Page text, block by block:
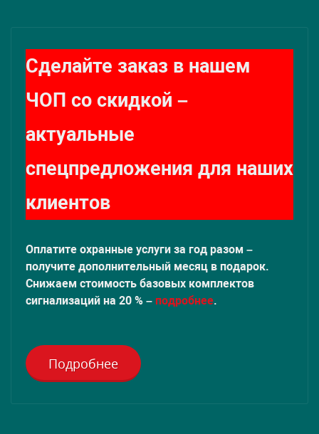
Сделайте заказ в нашем
ЧОП со скидкой –
актуальные
спецпредложения для наших
клиентов
Оплатите охранные услуги за год разом –
получите дополнительный месяц в подарок.
Снижаем стоимость базовых комплектов
сигнализаций на 20 % – подробнее.
Подробнее